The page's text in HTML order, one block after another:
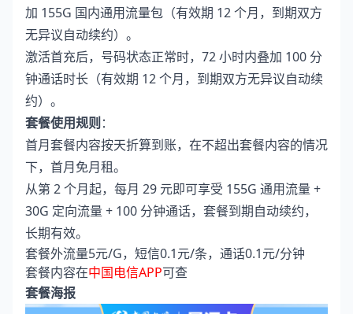
加 155G 国内通用流量包（有效期 12 个月，到期双方
无异议自动续约）。
激活首充后，号码状态正常时，72 小时内叠加 100 分
钟通话时长（有效期 12 个月，到期双方无异议自动续
约）。
套餐使用规则 ：
首月套餐内容按天折算到账，在不超出套餐内容的情况
下，首月免月租。
从第 2 个月起，每月 29 元即可享受 155G 通用流量 +
30G 定向流量 + 100 分钟通话，套餐到期自动续约，
长期有效。
套餐外流量5元/G，短信0.1元/条，通话0.1元/分钟
套餐内容在中国电信APP可查
套餐海报